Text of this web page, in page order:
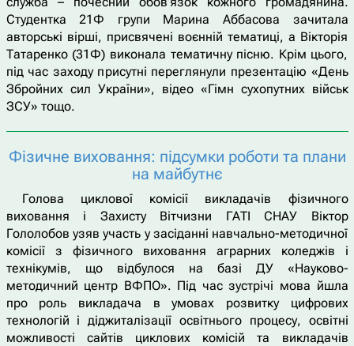
Студентка 21Ф групи Марина Аббасова зачитала
авторські вірші, присвячені воєнній тематиці, а Вікторія
Татаренко (31Ф) виконала тематичну пісню. Крім цього,
під час заходу присутні переглянули презентацію «День
Збройних сил України», відео «Гімн сухопутних військ
ЗСУ» тощо.
Фізичне виховання: підсумки роботи та плани
на майбутнє
Голова циклової комісії викладачів фізичного
виховання і Захисту Вітчизни ГАТІ СНАУ Віктор
Гололобов узяв участь у засіданні навчально-методичної
комісії з фізичного виховання аграрних коледжів і
технікумів, що відбулося на базі ДУ «Науково-
методичний центр ВФПО». Під час зустрічі мова йшла
про роль викладача в умовах розвитку цифрових
технологій і діджиталізації освітнього процесу, освітні
можливості сайтів циклових комісій та викладачів